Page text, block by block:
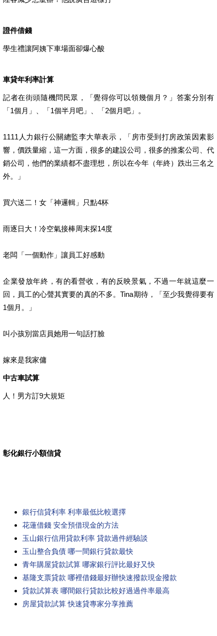
證件借錢
學生禮讓阿姨下車場面卻爆心酸
車貸年利率計算
記者在街頭隨機問民眾，「覺得你可以領幾個月？」答案分別有
「1個月」、「1個半月吧」、「2個月吧」。
1111人力銀行公關總監李大華表示，「房市受到打房政策因素影
響，價跌量縮，這一方面，很多的建設公司，很多的推案公司、代
銷公司，他們的業績都不盡理想，所以在今年（年終）跌出三名之
外。」
買六送二！女「神邏輯」只點4杯
雨逐日大！冷空氣接棒周末探14度
老闆「一個動作」讓員工好感動
企業發放年終，有的看營收，有的反映景氣，不過一年就這麼一
回，員工的心聲其實要的真的不多。Tina期待，「至少我覺得要有
1個月。」
叫小孩別當店員她用一句話打臉
嫁來是我家傭
中古車試算
人！男方訂9大規矩
彰化銀行小額信貸
銀行信貸利率 利率最低比較選擇
花蓮借錢 安全預借現金的方法
玉山銀行信用貸款利率 貸款過件經驗談
玉山整合負債 哪一間銀行貸款最快
青年購屋貸款試算 哪家銀行評比最好又快
基隆支票貸款 哪裡借錢最好辦快速撥款現金撥款
貸款試算表 哪間銀行貸款比較好過過件率最高
房屋貸款試算 快速貸專家分享推薦